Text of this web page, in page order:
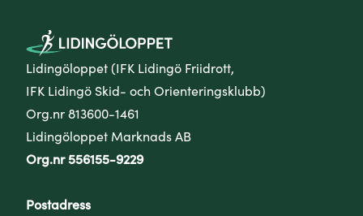
Lidingöloppet (IFK Lidingö Friidrott,
IFK Lidingö Skid- och Orienteringsklubb)
Org.nr 813600-1461
Lidingöloppet Marknads AB
Org.nr 556155-9229
Postadress